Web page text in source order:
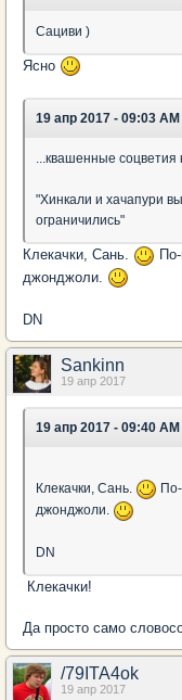
Сациви )
Ясно
19 апр 2017 - 09:03
...квашенные соцветия
"Хинкали и хачапури
ограничились"
Клекачки, Сань.
джонджоли.
DN
Sankinn
19 апр 2017
19 апр 2017 - 09:40
Клекачки, Сань.
джонджоли.
DN
Клекачки!
Да просто само
/79ITA4ok
19 апр 2017